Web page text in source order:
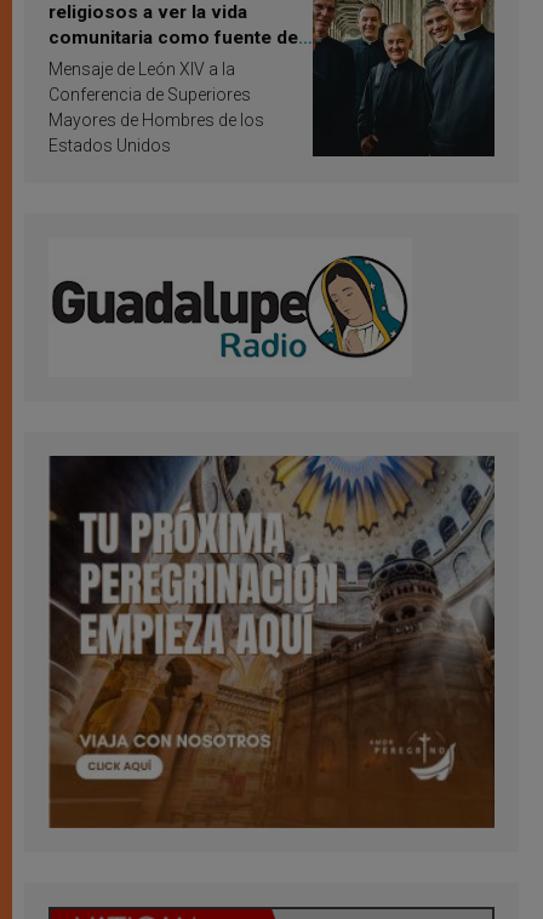
religiosos a ver la vida
comunitaria como fuente de
inspiración y santificación
Mensaje de León XIV a la
Conferencia de Superiores
Mayores de Hombres de los
Estados Unidos